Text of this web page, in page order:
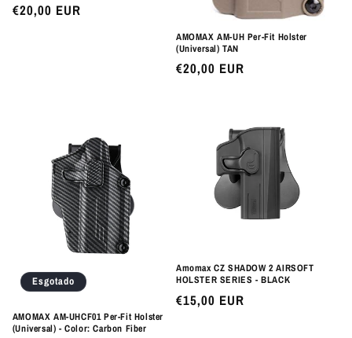
Preço
€20,00 EUR
AMOMAX AM-UH Per-Fit Holster
(Universal) TAN
Preço
€20,00 EUR
Esgotado
AMOMAX AM-UHCF01 Per-Fit Holster
(Universal) - Color: Carbon Fiber
Amomax CZ SHADOW 2 AIRSOFT
HOLSTER SERIES - BLACK
Preço
€15,00 EUR